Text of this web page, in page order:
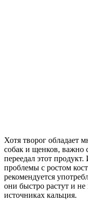
Хотя творог обладает
собак и щенков, важно
переедал этот
проблемы с ростом
рекомендуется
они быстро растут и
источниках кальция.